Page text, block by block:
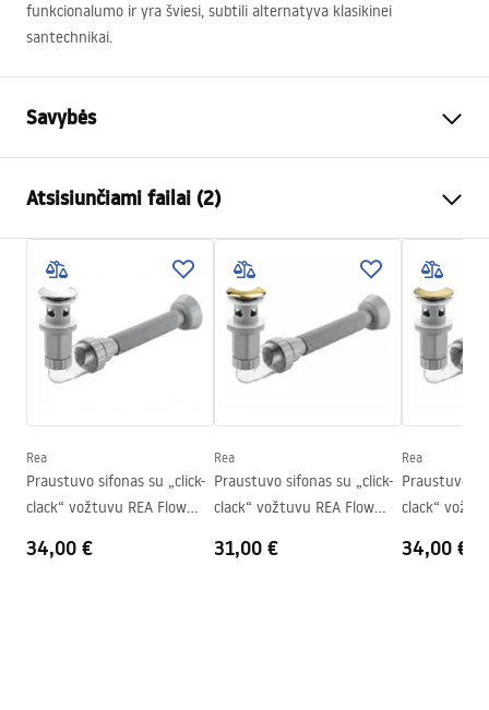
funkcionalumo ir yra šviesi, subtili alternatyva klasikinei
santechnikai.
Savybės
Medžiaga
akmuo)
Spalva
Akmens imitacija, Pilka
Apdaila
Matinis
Ilgis
500mm
Plotis
380mm
Forma
Ovalus
Skylė baterijom
Ne
Perpildymo anga
Ne
Atsisiunčiami failai (2)
Surinkimo instrukcijos
Garantijos sąlygos
Rea
Praustuvo sifonas su „click-
clack“ vožtuvu REA Flow
34,00 €
Rea
Praustuvo sifonas su „click-
clack“ vožtuvu REA Flow
31,00 €
Rea
Praustuvo
clack“
34,00 €